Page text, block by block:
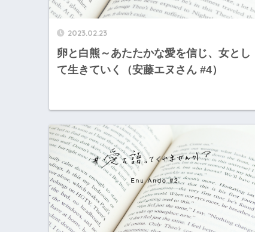
2023.02.23
卵と白熊～あたたかな愛を信じ、女とし
て生きていく（安藤エヌさん #4）